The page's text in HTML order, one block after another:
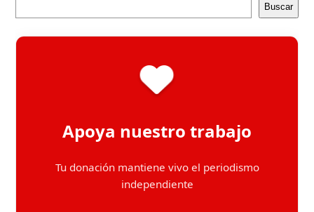
Buscar
Apoya nuestro trabajo
Tu donación mantiene vivo el periodismo
independiente